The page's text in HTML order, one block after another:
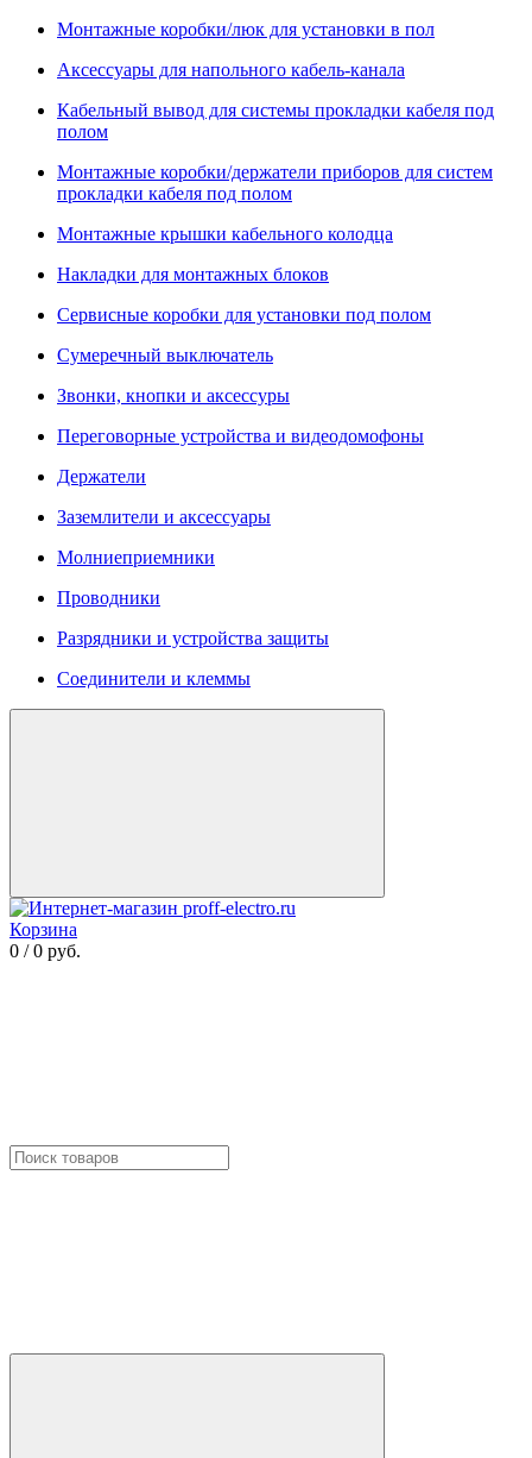
Монтажные коробки/люк для установки в пол
Аксессуары для напольного кабель-канала
Кабельный вывод для системы прокладки кабеля под
полом
Монтажные коробки/держатели приборов для систем
прокладки кабеля под полом
Монтажные крышки кабельного колодца
Накладки для монтажных блоков
Сервисные коробки для установки под полом
Сумеречный выключатель
Звонки, кнопки и аксессуры
Переговорные устройства и видеодомофоны
Держатели
Заземлители и аксессуары
Молниеприемники
Проводники
Разрядники и устройства защиты
Соединители и клеммы
Корзина
0 / 0 руб.